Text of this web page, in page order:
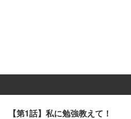
【第1話】私に勉強教えて！